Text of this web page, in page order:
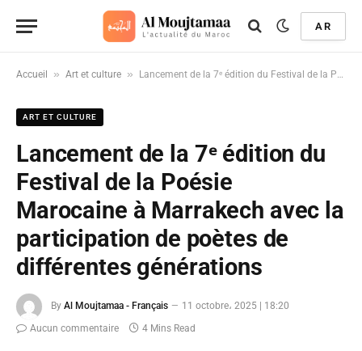
AR
Accueil » Art et culture » Lancement de la 7ᵉ édition du Festival de la Poésie Marocaine à Marrakech avec la participation de poètes de différentes générations
ART ET CULTURE
Lancement de la 7ᵉ édition du
Festival de la Poésie
Marocaine à Marrakech avec la
participation de poètes de
différentes générations
By Al Moujtamaa - Français
11 octobre، 2025 | 18:20
Aucun commentaire
4 Mins Read